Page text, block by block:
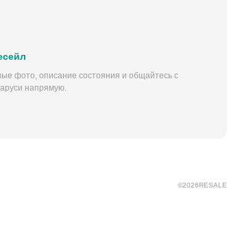
фото, описание состояния и общайтесь с
напрямую.
©2026RESALE